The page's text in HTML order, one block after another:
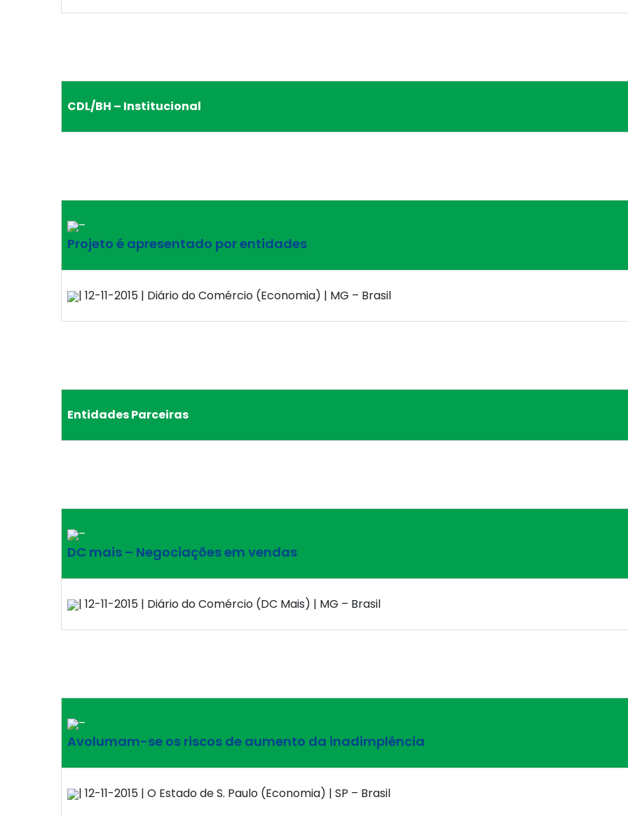
CDL/BH – Institucional
–
Projeto é apresentado por entidades
| 12-11-2015 | Diário do Comércio (Economia) | MG – Brasil
Entidades Parceiras
–
DC mais – Negociações em vendas
| 12-11-2015 | Diário do Comércio (DC Mais) | MG – Brasil
–
Avolumam-se os riscos de aumento da inadimplência
| 12-11-2015 | O Estado de S. Paulo (Economia) | SP – Brasil